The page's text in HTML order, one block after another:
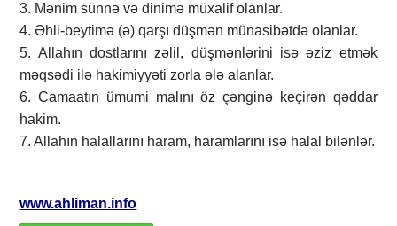
3. Mənim sünnə və dinimə müxalif olanlar.
4. Əhli-beytimə (ə) qarşı düşmən münasibətdə olanlar.
5. Allahın dostlarını zəlil, düşmənlərini isə əziz etmək
məqsədi ilə hakimiyyəti zorla ələ alanlar.
6. Camaatın ümumi malını öz çənginə keçirən qəddar
hakim.
7. Allahın halallarını haram, haramlarını isə halal bilənlər.
www.ahliman.info